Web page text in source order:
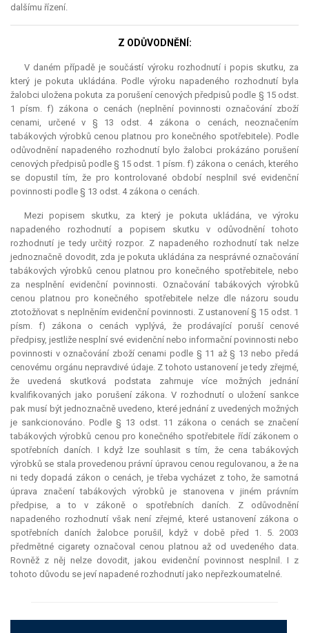
dalšímu řízení.
Z ODŮVODNĚNÍ:
V daném případě je součástí výroku rozhodnutí i popis skutku, za
který je pokuta ukládána. Podle výroku napadeného rozhodnutí byla
žalobci uložena pokuta za porušení cenových předpisů podle § 15 odst.
1 písm. f) zákona o cenách (neplnění povinnosti označování zboží
cenami, určené v § 13 odst. 4 zákona o cenách, neoznačením
tabákových výrobků cenou platnou pro konečného spotřebitele). Podle
odůvodnění napadeného rozhodnutí bylo žalobci prokázáno porušení
cenových předpisů podle § 15 odst. 1 písm. f) zákona o cenách, kterého
se dopustil tím, že pro kontrolované období nesplnil své evidenční
povinnosti podle § 13 odst. 4 zákona o cenách.
Mezi popisem skutku, za který je pokuta ukládána, ve výroku
napadeného rozhodnutí a popisem skutku v odůvodnění tohoto
rozhodnutí je tedy určitý rozpor. Z napadeného rozhodnutí tak nelze
jednoznačně dovodit, zda je pokuta ukládána za nesprávné označování
tabákových výrobků cenou platnou pro konečného spotřebitele, nebo
za nesplnění evidenční povinnosti. Označování tabákových výrobků
cenou platnou pro konečného spotřebitele nelze dle názoru soudu
ztotožňovat s neplněním evidenční povinnosti. Z ustanovení § 15 odst. 1
písm. f) zákona o cenách vyplývá, že prodávající poruší cenové
předpisy, jestliže nesplní své evidenční nebo informační povinnosti nebo
povinnosti v označování zboží cenami podle § 11 až § 13 nebo předá
cenovému orgánu nepravdivé údaje. Z tohoto ustanovení je tedy zřejmé,
že uvedená skutková podstata zahrnuje více možných jednání
kvalifikovaných jako porušení zákona. V rozhodnutí o uložení sankce
pak musí být jednoznačně uvedeno, které jednání z uvedených možných
je sankcionováno. Podle § 13 odst. 11 zákona o cenách se značení
tabákových výrobků cenou pro konečného spotřebitele řídí zákonem o
spotřebních daních. I když lze souhlasit s tím, že cena tabákových
výrobků se stala provedenou právní úpravou cenou regulovanou, a že na
ni tedy dopadá zákon o cenách, je třeba vycházet z toho, že samotná
úprava značení tabákových výrobků je stanovena v jiném právním
předpise, a to v zákoně o spotřebních daních. Z odůvodnění
napadeného rozhodnutí však není zřejmé, které ustanovení zákona o
spotřebních daních žalobce porušil, když v době před 1. 5. 2003
předmětné cigarety označoval cenou platnou až od uvedeného data.
Rovněž z něj nelze dovodit, jakou evidenční povinnost nesplnil. I z
tohoto důvodu se jeví napadené rozhodnutí jako nepřezkoumatelné.